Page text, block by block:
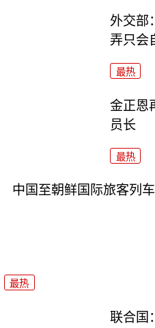
外交部
弄只会
最热
金正恩
员长
最热
中国至朝鲜国际旅客列
最热
联合国